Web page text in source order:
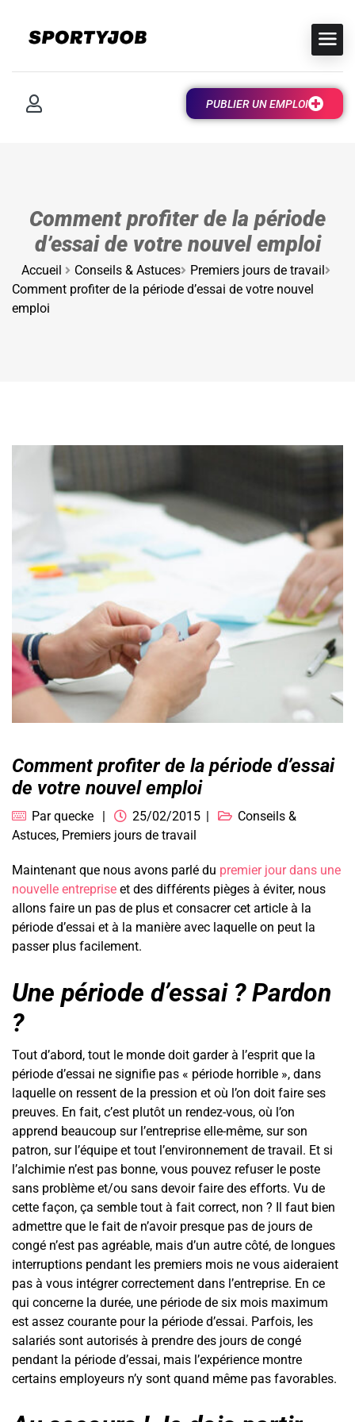
PUBLIER UN EMPLOI
Comment profiter de la période
d’essai de votre nouvel emploi
Accueil Conseils & Astuces
Premiers jours de travail
Comment profiter de la période d’essai de votre nouvel
emploi
Comment profiter de la période d’essai
de votre nouvel emploi
Parquecke 25/02/2015
Conseils &
Astuces, Premiers jours de travail
Maintenant que nous avons parlé du premier jour dans une
nouvelle entreprise et des différents pièges à éviter, nous
allons faire un pas de plus et consacrer cet article à la
période d’essai et à la manière avec laquelle on peut la
passer plus facilement.
Une période d’essai ? Pardon
?
Tout d’abord, tout le monde doit garder à l’esprit que la
période d’essai ne signifie pas « période horrible », dans
laquelle on ressent de la pression et où l’on doit faire ses
preuves. En fait, c’est plutôt un rendez-vous, où l’on
apprend beaucoup sur l’entreprise elle-même, sur son
patron, sur l’équipe et tout l’environnement de travail. Et si
l’alchimie n’est pas bonne, vous pouvez refuser le poste
sans problème et/ou sans devoir faire des efforts. Vu de
cette façon, ça semble tout à fait correct, non ? Il faut bien
admettre que le fait de n’avoir presque pas de jours de
congé n’est pas agréable, mais d’un autre côté, de longues
interruptions pendant les premiers mois ne vous aideraient
pas à vous intégrer correctement dans l’entreprise. En ce
qui concerne la durée, une période de six mois maximum
est assez courante pour la période d’essai. Parfois, les
salariés sont autorisés à prendre des jours de congé
pendant la période d’essai, mais l’expérience montre
certains employeurs n’y sont quand même pas favorables.